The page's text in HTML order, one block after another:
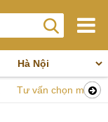
Tư vấn chọn mua